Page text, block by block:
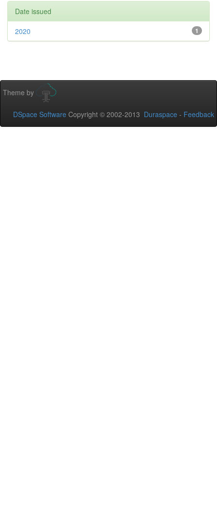
Date issued
1
2020
Theme by
DSpace Software Copyright © 2002-2013 Duraspace - Feedback